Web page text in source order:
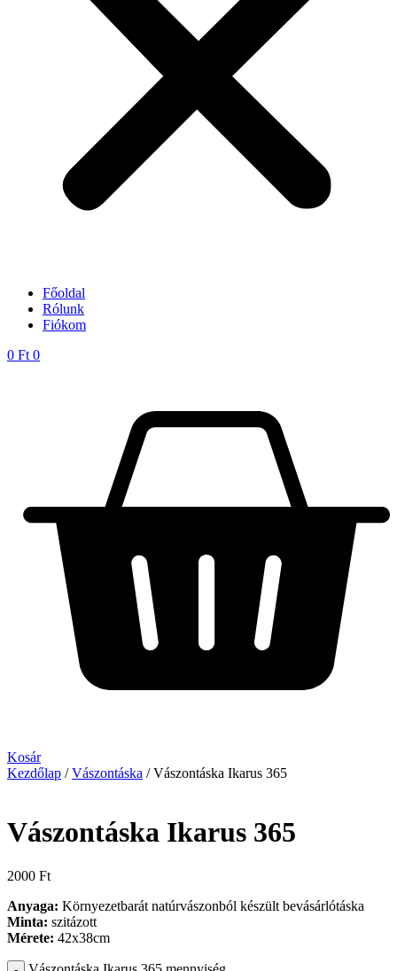
Főoldal
Rólunk
Fiókom
0 Ft 0
Kosár
Kezdőlap /Vászontáska / Vászontáska Ikarus 365
Vászontáska Ikarus 365
2000 Ft
Anyaga: Környezetbarát natúrvászonból készült bevásárlótáska
Minta: szitázott
Mérete: 42x38cm